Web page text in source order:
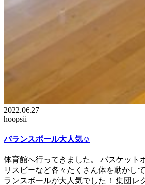
2022.06.27
hoopsii
バランスボール大人気☺
体育館へ行ってきました。 バスケット
リスビーなど各々たくさん体を動かし
ランスボールが大人気でした！ 集団レ